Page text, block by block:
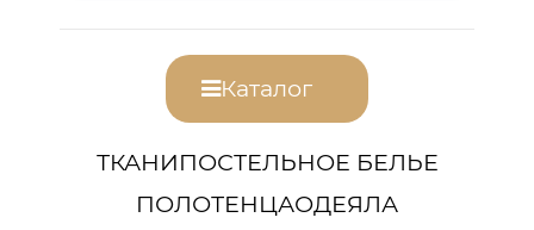
Каталог
ТКАНИПОСТЕЛЬНОЕ БЕЛЬЕ
ПОЛОТЕНЦАОДЕЯЛА